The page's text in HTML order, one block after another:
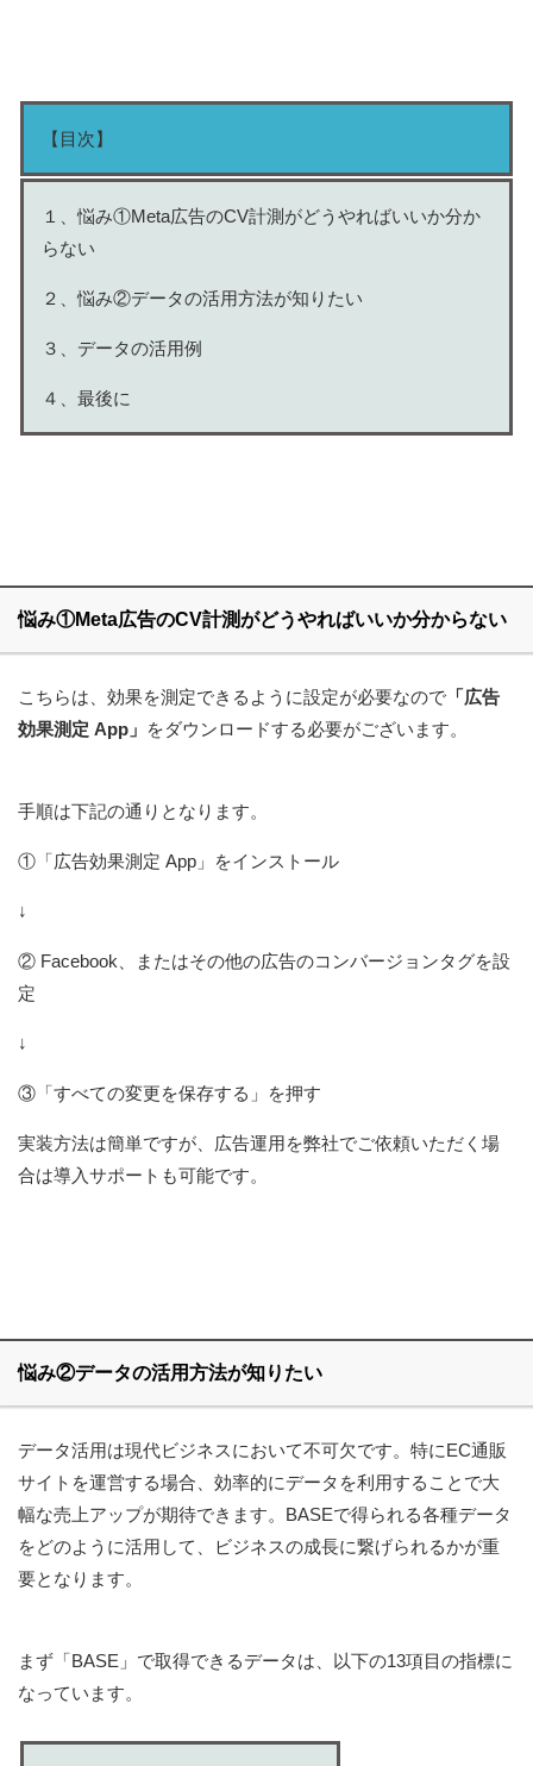
【目次】
１、悩み①Meta広告のCV計測がどうやればいいか分か
らない
２、悩み②データの活用方法が知りたい
３、データの活用例
４、最後に
悩み①Meta広告のCV計測がどうやればいいか分からない
こちらは、効果を測定できるように設定が必要なので 「広告
効果測定 App」 をダウンロードする必要がございます。
手順は下記の通りとなります。
①「広告効果測定 App」をインストール
↓
② Facebook、またはその他の広告のコンバージョンタグを設
定
↓
③「すべての変更を保存する」を押す
実装方法は簡単ですが、広告運用を弊社でご依頼いただく場
合は導入サポートも可能です。
悩み②データの活用方法が知りたい
データ活用は現代ビジネスにおいて不可欠です。特にEC通販
サイトを運営する場合、効率的にデータを利用することで大
幅な売上アップが期待できます。BASEで得られる各種データ
をどのように活用して、ビジネスの成長に繋げられるかが重
要となります。
まず「BASE」で取得できるデータは、以下の13項目の指標に
なっています。